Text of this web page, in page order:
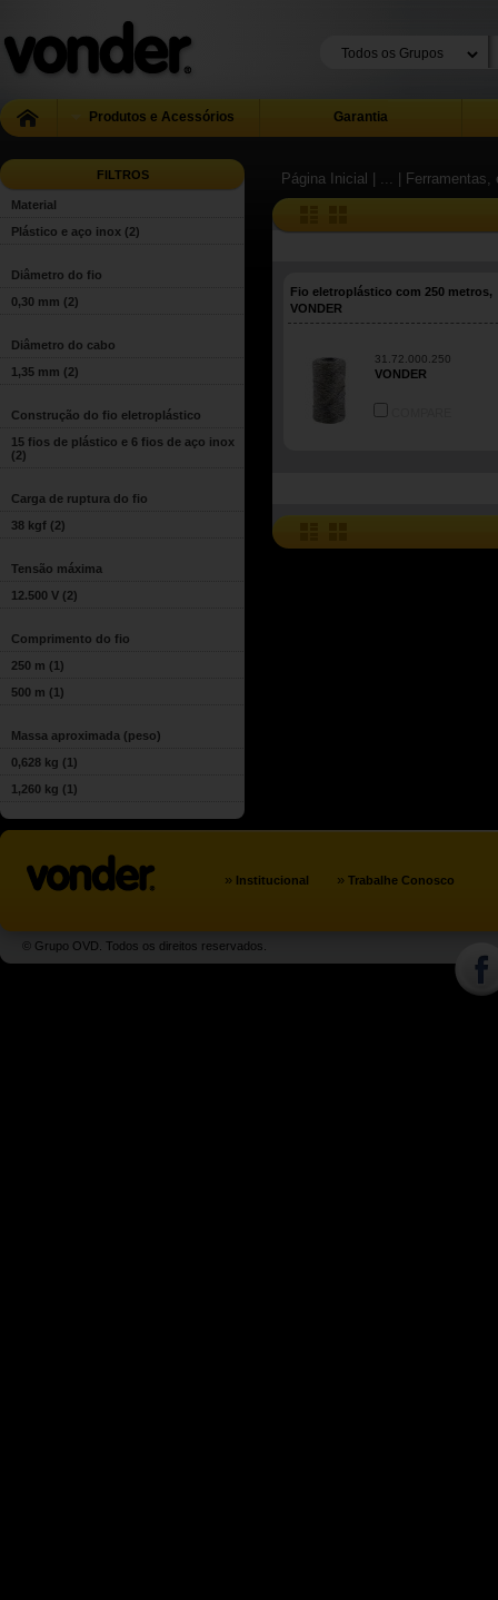
Produtos e Acessórios Garantia
FILTROS
Material
Plástico e aço inox (2)
Diâmetro do fio
0,30 mm (2)
Diâmetro do cabo
1,35 mm (2)
Construção do fio eletroplástico
15 fios de plástico e 6 fios de aço inox
(2)
Carga de ruptura do fio
38 kgf (2)
Tensão máxima
12.500 V (2)
Comprimento do fio
250 m (1)
500 m (1)
Massa aproximada (peso)
0,628 kg (1)
1,260 kg (1)
Página Inicial | ... |
Fio eletroplástico com 250 metros,
VONDER
31.72.000.250
VONDER
» Institucional » Trabalhe Conosco
© Grupo OVD. Todos os direitos reservados.